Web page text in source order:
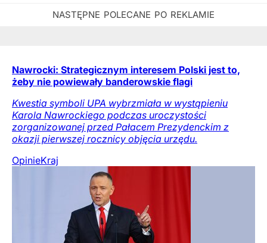
Nawrocki: Strategicznym interesem Polski jest to,
żeby nie powiewały banderowskie flagi
Kwestia symboli UPA wybrzmiała w wystąpieniu
Karola Nawrockiego podczas uroczystości
zorganizowanej przed Pałacem Prezydenckim z
okazji pierwszej rocznicy objęcia urzędu.
OpinieKraj